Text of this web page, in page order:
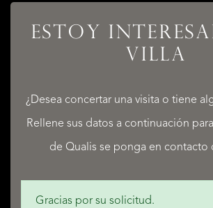
ESTOY
VILLA
¿Desea concertar una visita o tiene
Rellene sus datos a continuación
de Qualis se ponga en contacto
Gracias por su solicitud.
SERVICIOS
QUALIS INTERNATIONAL REALTY